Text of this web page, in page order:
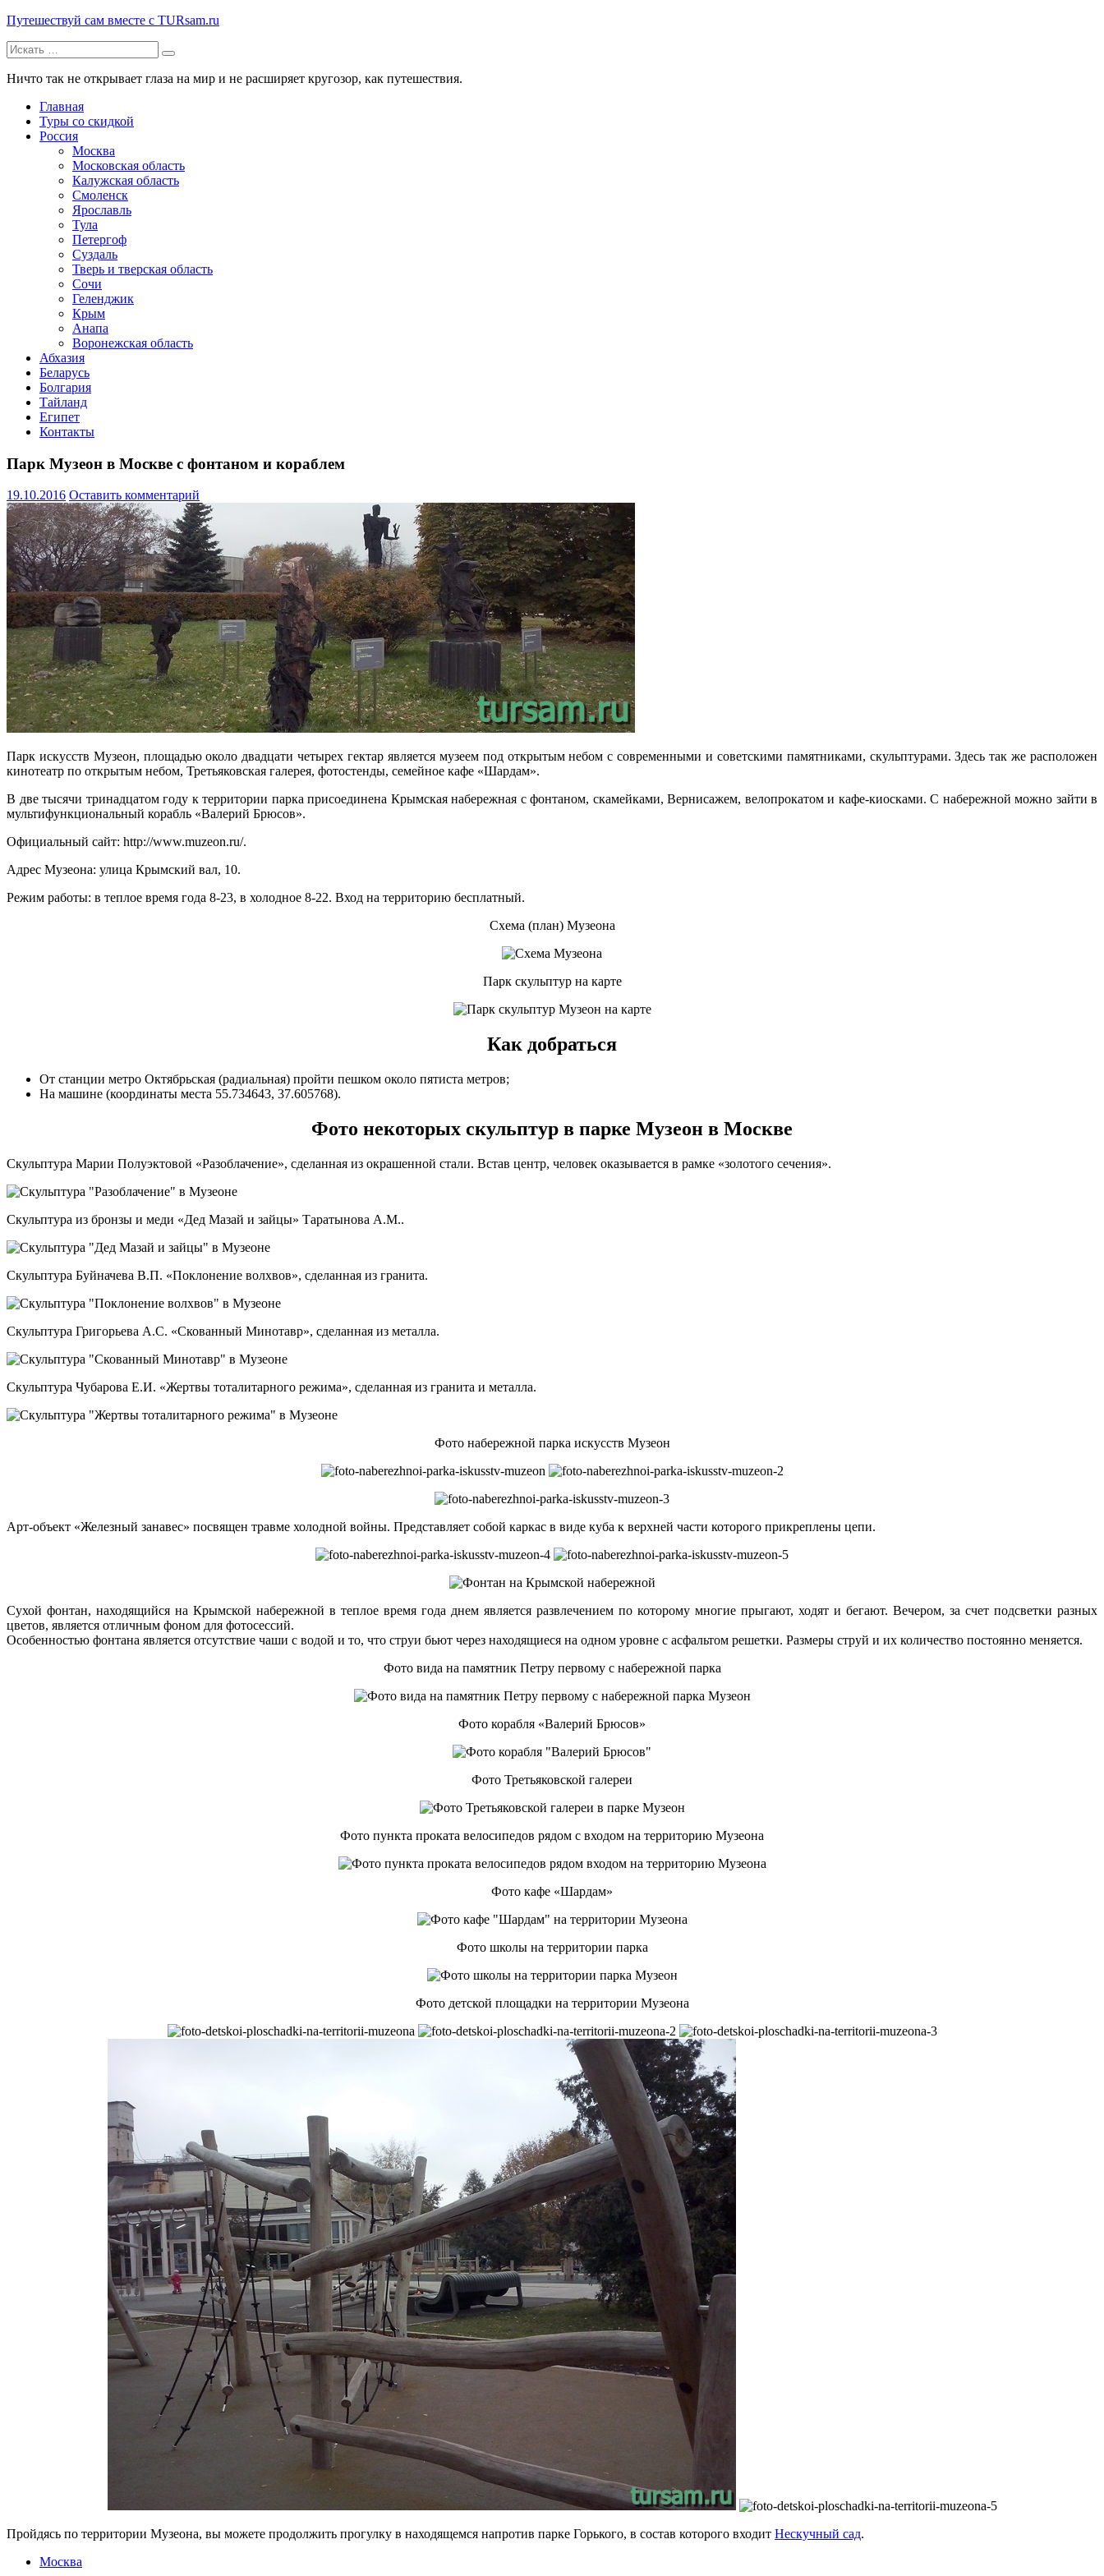
Путешествуй сам вместе с TURsam.ru
Путешествуй и узнавай новые места вместе с нами.
Искать:
Ничто так не открывает глаза на мир и не расширяет кругозор, как путешествия.
Главная
Туры со скидкой
Россия
Москва
Московская область
Калужская область
Смоленск
Ярославль
Тула
Петергоф
Суздаль
Тверь и тверская область
Сочи
Геленджик
Крым
Анапа
Воронежская область
Абхазия
Беларусь
Болгария
Тайланд
Египет
Контакты
Парк Музеон в Москве с фонтаном и кораблем
19.10.2016 Оставить комментарий
Парк искусств Музеон, площадью около двадцати четырех гектар является музеем под открытым небом с современными и советскими памятниками, скульптурами. Здесь так же расположен
кинотеатр по открытым небом, Третьяковская галерея, фотостенды, семейное кафе «Шардам».
В две тысячи тринадцатом году к территории парка присоединена Крымская набережная с фонтаном, скамейками, Вернисажем, велопрокатом и кафе-киосками. С набережной можно зайти в
мультифункциональный корабль «Валерий Брюсов».
Официальный сайт: http://www.muzeon.ru/.
Адрес Музеона: улица Крымский вал, 10.
Режим работы: в теплое время года 8-23, в холодное 8-22. Вход на территорию бесплатный.
Схема (план) Музеона
Парк скульптур на карте
Как добраться
От станции метро Октябрьская (радиальная) пройти пешком около пятиста метров;
На машине (координаты места 55.734643, 37.605768).
Фото некоторых скульптур в парке Музеон в Москве
Скульптура Марии Полуэктовой «Разоблачение», сделанная из окрашенной стали. Встав центр, человек оказывается в рамке «золотого сечения».
Скульптура из бронзы и меди «Дед Мазай и зайцы» Таратынова А.М..
Скульптура Буйначева В.П. «Поклонение волхвов», сделанная из гранита.
Скульптура Григорьева А.С. «Скованный Минотавр», сделанная из металла.
Скульптура Чубарова Е.И. «Жертвы тоталитарного режима», сделанная из гранита и металла.
Фото набережной парка искусств Музеон
Арт-объект «Железный занавес» посвящен травме холодной войны. Представляет собой каркас в виде куба к верхней части которого прикреплены цепи.
Сухой фонтан, находящийся на Крымской набережной в теплое время года днем является развлечением по которому многие прыгают, ходят и бегают. Вечером, за счет подсветки разных
цветов, является отличным фоном для фотосессий.
Особенностью фонтана является отсутствие чаши с водой и то, что струи бьют через находящиеся на одном уровне с асфальтом решетки. Размеры струй и их количество постоянно меняется.
Фото вида на памятник Петру первому с набережной парка
Фото корабля «Валерий Брюсов»
Фото Третьяковской галереи
Фото пункта проката велосипедов рядом с входом на территорию Музеона
Фото кафе «Шардам»
Фото школы на территории парка
Фото детской площадки на территории Музеона
Пройдясь по территории Музеона, вы можете продолжить прогулку в находящемся напротив парке Горького, в состав которого входит Нескучный сад.
Москва